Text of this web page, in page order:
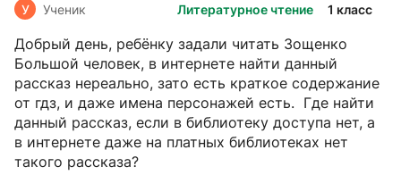
Литературное чтение 1 класс
У Ученик
Добрый день, ребёнку задали читать Зощенко
Большой человек, в интернете найти данный
рассказ нереально, зато есть краткое содержание
от гдз, и даже имена персонажей есть. Где найти
данный рассказ, если в библиотеку доступа нет, а
в интернете даже на платных библиотеках нет
такого рассказа?